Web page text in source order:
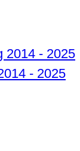
- 2025